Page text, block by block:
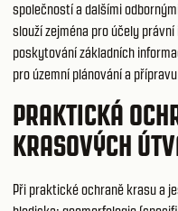
společností a dalšími
slouží zejména pro účely
poskytování základních
pro územní plánování a
PRAKTICKÁ
KRASOVÝCH
Při praktické ochraně krasu a